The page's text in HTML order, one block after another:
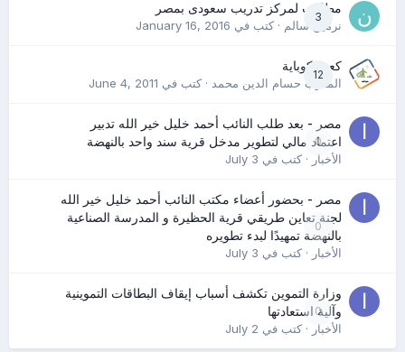
3
مطلوب لمركز تدريب سعودى بمصر
نرمين سالم· كتب في January 16, 2016
12
كعب كوباية
المدرب حسام الدين محمد· كتب في June 4, 2011
0
مصر - بعد طلب النائب أحمد خليل خير الله تدبير
اعتماد مالي لتطوير مدخل قرية سند واحد بالنهضة
الأخبار· كتب في July 3
0
مصر - بحضور أعضاء مكتب النائب أحمد خليل خير الله
لجنة تعاين طريقي قرية الحظيرة و المدرسة الصناعية
بالنهضة تمهيدًا لبدء تطويره
الأخبار· كتب في July 3
0
وزارة التموين تكشف أسباب إيقاف البطاقات التموينية
وآلية استعادتها
الأخبار· كتب في July 2